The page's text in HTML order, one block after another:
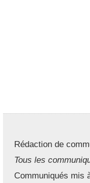
Rédaction de
Tous les
Communiqués mis